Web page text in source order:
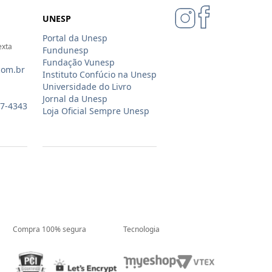
4343
UNESP
Portal da Unesp
Fundunesp
Fundação Vunesp
Instituto Confúcio na Unesp
Universidade do Livro
Jornal da Unesp
Loja Oficial Sempre Unesp
Compra 100% segura Tecnologia